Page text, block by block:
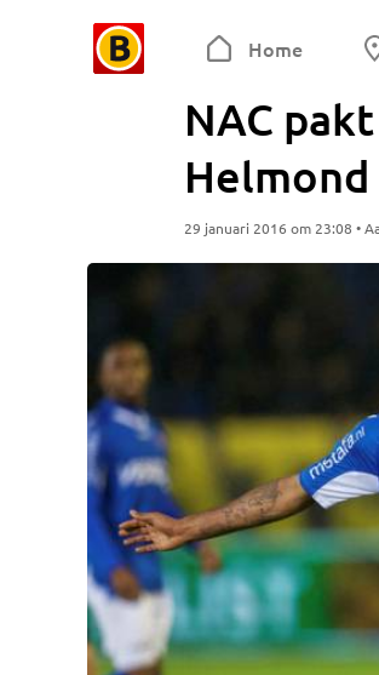
Home
NAC
29 januari 2016 om 23:08 •